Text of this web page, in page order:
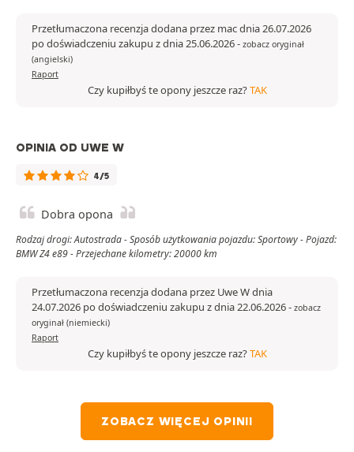
Przetłumaczona recenzja dodana przez mac dnia 26.07.2026
po doświadczeniu zakupu z dnia 25.06.2026- zobacz oryginał
(angielski)
Raport
Czy kupiłbyś te opony jeszcze raz?TAK
OPINIA OD UWE W
4/5
Dobra opona
Rodzaj drogi: Autostrada - Sposób użytkowania pojazdu: Sportowy - Pojazd:
BMW Z4 e89 - Przejechane kilometry: 20000 km
Przetłumaczona recenzja dodana przez Uwe W dnia
24.07.2026 po doświadczeniu zakupu z dnia 22.06.2026- zobacz
oryginał (niemiecki)
Raport
Czy kupiłbyś te opony jeszcze raz?TAK
ZOBACZ WIĘCEJ OPINII